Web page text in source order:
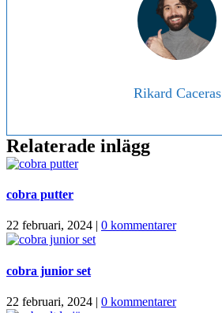
Rikard Caceras
Relaterade inlägg
cobra putter
22 februari, 2024 | 0 kommentarer
cobra junior set
22 februari, 2024 | 0 kommentarer